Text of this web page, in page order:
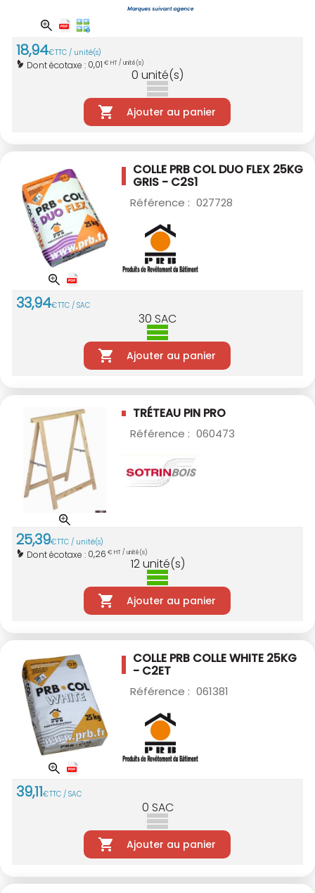
18,94€TTC / unité(s)
Dont écotaxe : 0,01 € HT / unité(s)
0 unité(s)
Ajouter au panier
COLLE PRB COL DUO FLEX 25KG
GRIS - C2S1
Référence : 027728
33,94€TTC / SAC
30 SAC
Ajouter au panier
TRÉTEAU PIN PRO
Référence : 060473
25,39€TTC / unité(s)
Dont écotaxe : 0,26 € HT / unité(s)
12unité(s)
Ajouter au panier
COLLE PRB COLLE WHITE 25KG
- C2ET
Référence : 061381
39,11€TTC / SAC
0 SAC
Ajouter au panier